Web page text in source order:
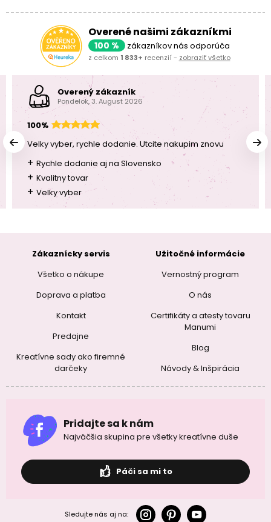
Overené našimi zákazníkmi
100 % zákazníkov nás odporúča
z celkom 1 833+ recenzií - zobraziť všetko
Overený zákazník
Pondelok, 3. August 2026
100%
Velky vyber, rychle dodanie. Utcite nakupim znovu
+ Rychle dodanie aj na Slovensko
+ Kvalitny tovar
+ Velky vyber
Zákaznícky servis
Všetko o nákupe
Doprava a platba
Kontakt
Predajne
Kreatívne sady ako firemné
darčeky
Užitočné informácie
Vernostný program
O nás
Certifikáty a atesty tovaru
Manumi
Blog
Návody & Inšpirácia
Pridajte sa k nám
Najväčšia skupina pre všetky kreatívne duše
Páči sa mi to
Sledujte nás aj na: